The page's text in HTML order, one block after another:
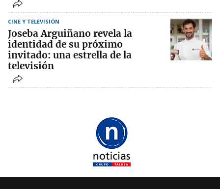
CINE Y TELEVISIÓN
Joseba Arguiñano revela la
identidad de su próximo
invitado: una estrella de la
televisión